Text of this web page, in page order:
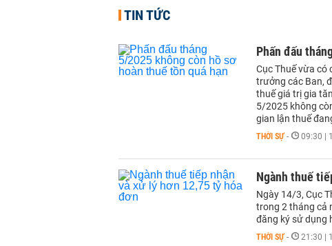
TIN TỨC
Phấn đấu
Cục Thuế vừa có
trưởng các Ban,
thuế giá trị gia
5/2025 không
gian lận thuế
THỜI SỰ - 09:30 |
Ngành thuế
Ngày 14/3, Cục
trong 2 tháng cả
đăng ký sử dụng
THỜI SỰ - 21:30 |